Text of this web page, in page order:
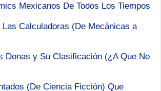
Mexicanos De Todos Los Tiempos
Las Calculadoras (De Mecánicas a
Donas y Su Clasificación (¿A Que No
(De Ciencia Ficción) Que